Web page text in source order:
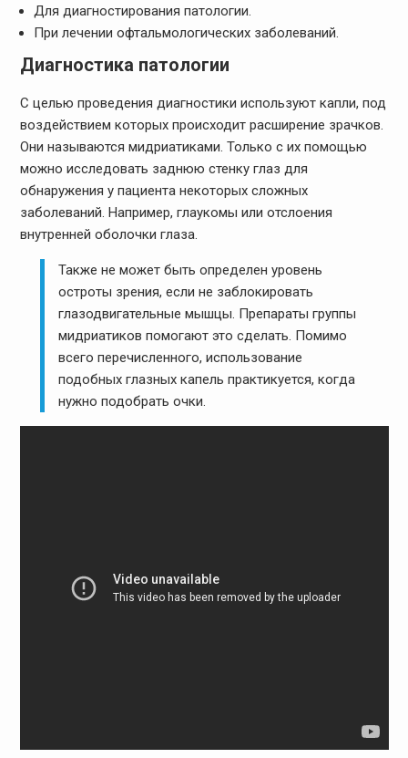
Для диагностирования патологии.
При лечении офтальмологических заболеваний.
Диагностика патологии
С целью проведения диагностики используют капли, под
воздействием которых происходит расширение зрачков.
Они называются мидриатиками. Только с их помощью
можно исследовать заднюю стенку глаз для
обнаружения у пациента некоторых сложных
заболеваний. Например, глаукомы или отслоения
внутренней оболочки глаза.
Также не может быть определен уровень
остроты зрения, если не заблокировать
глазодвигательные мышцы. Препараты группы
мидриатиков помогают это сделать. Помимо
всего перечисленного, использование
подобных глазных капель практикуется, когда
нужно подобрать очки.